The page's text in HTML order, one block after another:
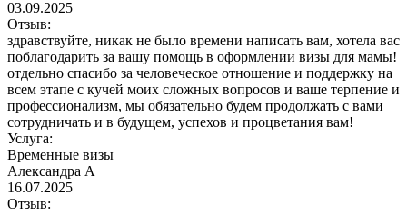
03.09.2025
Отзыв:
здравствуйте, никак не было времени написать вам, хотела вас
поблагодарить за вашу помощь в оформлении визы для мамы!
отдельно спасибо за человеческое отношение и поддержку на
всем этапе с кучей моих сложных вопросов и ваше терпение и
профессионализм, мы обязательно будем продолжать с вами
сотрудничать и в будущем, успехов и процветания вам!
Услуга:
Временные визы
Александра А
16.07.2025
Отзыв: